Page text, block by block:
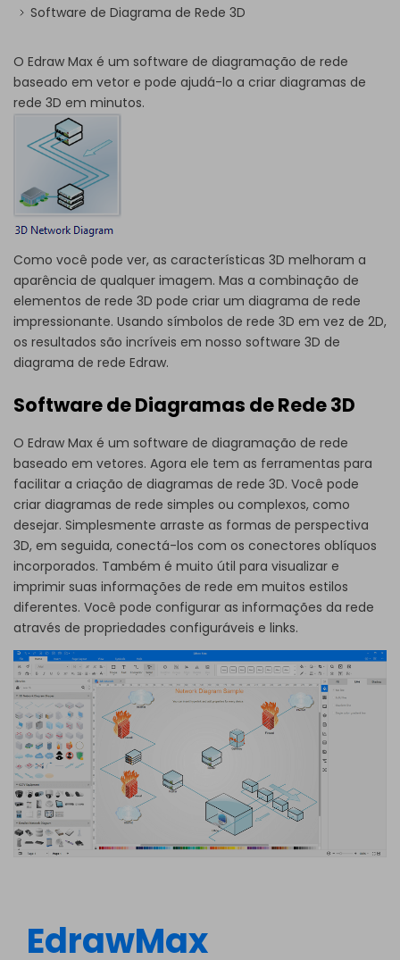
Software de Diagrama de Rede 3D
O Edraw Max é um software de diagramação de rede
baseado em vetor e pode ajudá-lo a criar diagramas de
rede 3D em minutos.
Como você pode ver, as características 3D melhoram a
aparência de qualquer imagem. Mas a combinação de
elementos de rede 3D pode criar um diagrama de rede
impressionante. Usando símbolos de rede 3D em vez de 2D,
os resultados são incríveis em nosso software 3D de
diagrama de rede Edraw.
Software de Diagramas de Rede 3D
O Edraw Max é um software de diagramação de rede
baseado em vetores. Agora ele tem as ferramentas para
facilitar a criação de diagramas de rede 3D. Você pode
criar diagramas de rede simples ou complexos, como
desejar. Simplesmente arraste as formas de perspectiva
3D, em seguida, conectá-los com os conectores oblíquos
incorporados. Também é muito útil para visualizar e
imprimir suas informações de rede em muitos estilos
diferentes. Você pode configurar as informações da rede
através de propriedades configuráveis e links.
EdrawMax